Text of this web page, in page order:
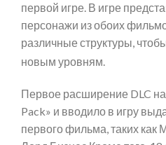
первой игре. В игре
персонажи из обоих
различные структуры,
новым уровням.
Первое расширение DLC
Pack» и вводило в игру
первого фильма, таких как